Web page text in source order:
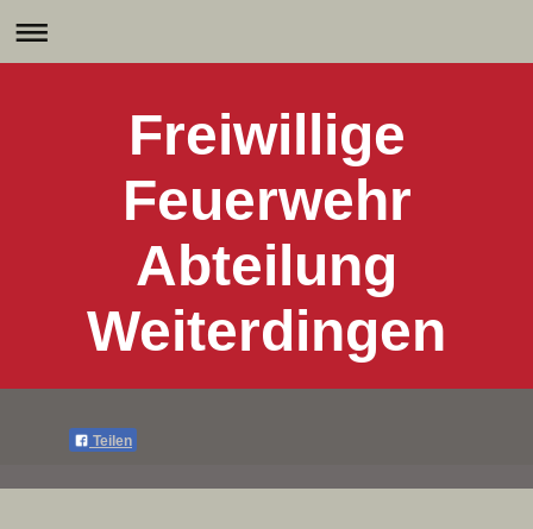
Freiwillige
Feuerwehr
Abteilung
Weiterdingen
Teilen